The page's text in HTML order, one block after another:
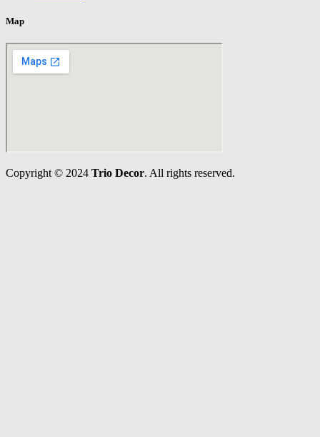
Map
Copyright © 2024 Trio Decor. All rights reserved.